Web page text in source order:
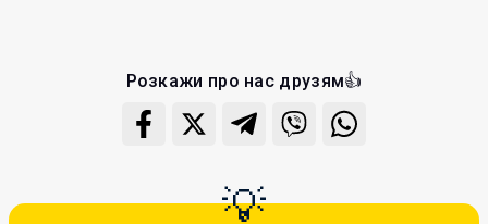
Розкажи про нас друзям👍